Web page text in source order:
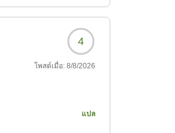
4
โพสต์เมื่อ: 8/8/2026
แปล